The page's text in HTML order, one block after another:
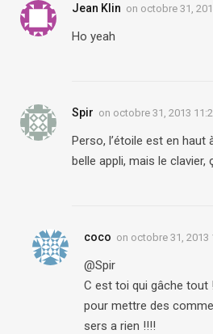
Jean Klin on octobre 31,
Ho yeah
Spir on octobre 31, 2013
Perso, l’étoile est en haut
belle appli, mais le clavier,
coco on octobre 31, 2013
@Spir
C est toi qui gâche tout
pour mettre des
sers a rien !!!!